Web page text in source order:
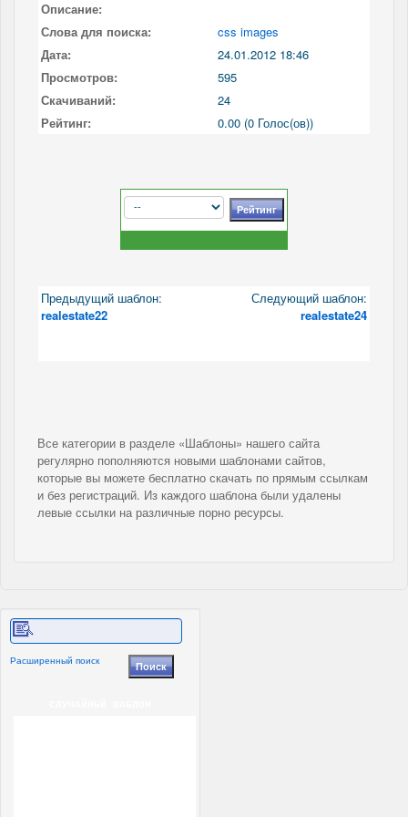
Описание:
Слова для поиска:
css images
Дата:
24.01.2012 18:46
Просмотров:
595
Скачиваний:
24
Рейтинг:
0.00 (0 Голос(ов))
Предыдущий шаблон:
realestate22
Следующий шаблон:
realestate24
Все категории в разделе «Шаблоны» нашего сайта
регулярно пополняются новыми шаблонами сайтов,
которые вы можете бесплатно скачать по прямым ссылкам
и без регистраций. Из каждого шаблона были удалены
левые ссылки на различные порно ресурсы.
Расширенный поиск